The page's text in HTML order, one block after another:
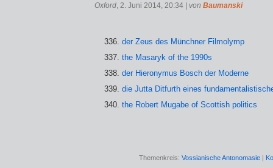
Oxford, 2. Juni 2014, 20:34 | von Baumanski
der Zeus des Münchner Filmolymp
the Masaryk of the 1990s
der Hieronymus Bosch der Moderne
die Jutta Ditfurth eines
the Robert Mugabe of Scottish politics
Themenkreis: Vossianische Antonomasie |